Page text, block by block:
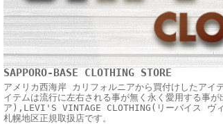
SAPPORO-BASE CLOTHING STORE
アメリカ西海岸 カリフォルニアから買付けしたアイ
イテムは流行に左右される事が無く永く愛用する事
ア),LEVI'S VINTAGE CLOTHING(リーバイス ヴ
札幌地区正規取扱店です。